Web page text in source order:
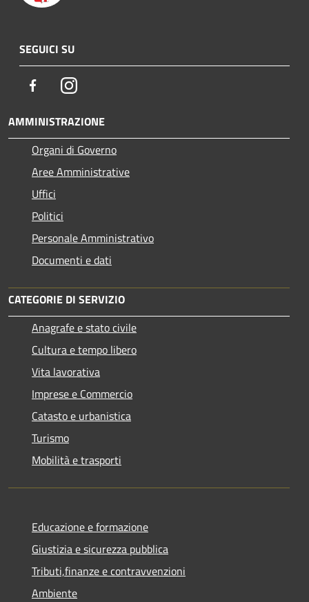
SEGUICI SU
FacebookInstagram
AMMINISTRAZIONE
Organi di Governo
Aree Amministrative
Uffici
Politici
Personale Amministrativo
Documenti e dati
CATEGORIE DI SERVIZIO
Anagrafe e stato civile
Cultura e tempo libero
Vita lavorativa
Imprese e Commercio
Catasto e urbanistica
Turismo
Mobilità e trasporti
Educazione e formazione
Giustizia e sicurezza pubblica
Tributi,finanze e contravvenzioni
Ambiente